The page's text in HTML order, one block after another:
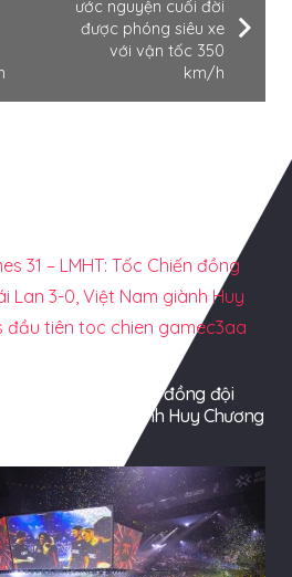
ước nguyện cuối đời
được phóng siêu xe
với vận tốc 350
km/h
– LMHT: Tốc Chiến đồng đội
3-0, Việt Nam giành Huy Chương